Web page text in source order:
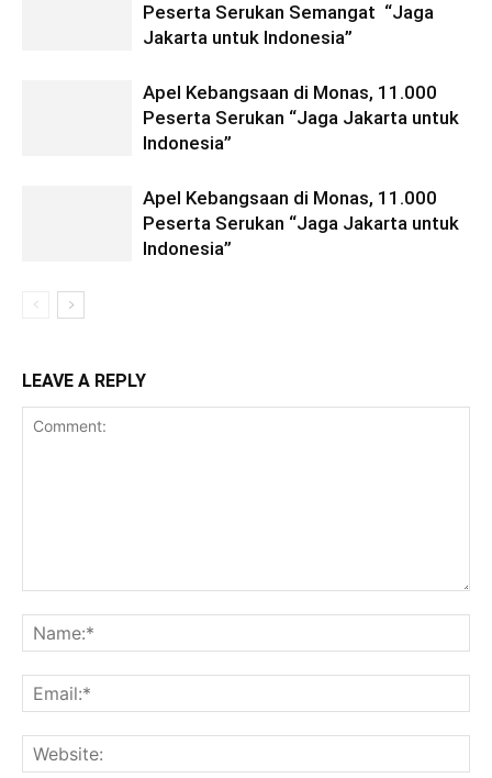
Peserta Serukan Semangat “Jaga
Jakarta untuk Indonesia”
Apel Kebangsaan di Monas, 11.000
Peserta Serukan “Jaga Jakarta untuk
Indonesia”
Apel Kebangsaan di Monas, 11.000
Peserta Serukan “Jaga Jakarta untuk
Indonesia”
LEAVE A REPLY